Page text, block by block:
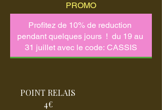
POINT RELAIS
4€
PROMO